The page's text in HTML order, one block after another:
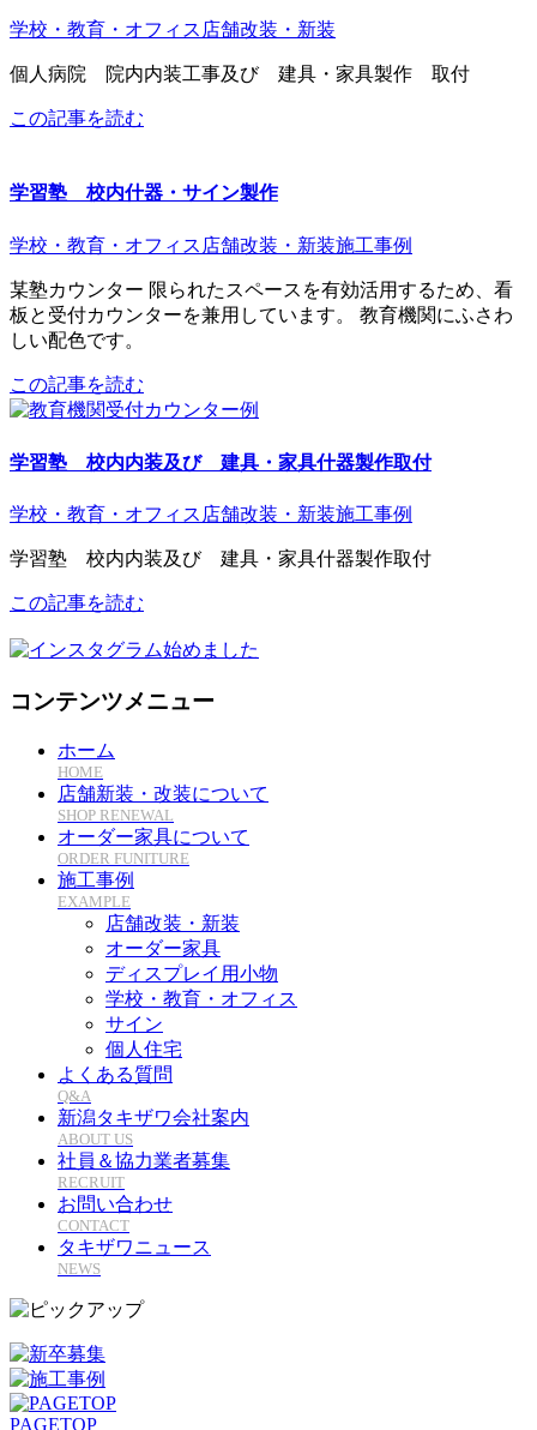
学校・教育・オフィス 店舗改装・新装
個人病院 院内内装工事及び 建具・家具製作 取付
この記事を読む
学習塾 校内什器・サイン製作
学校・教育・オフィス 店舗改装・新装施工事例
某塾カウンター 限られたスペースを有効活用するため、看
板と受付カウンターを兼用しています。 教育機関にふさわ
しい配色です。
この記事を読む
学習塾 校内内装及び 建具・家具什器製作取付
学校・教育・オフィス 店舗改装・新装施工事例
学習塾 校内内装及び 建具・家具什器製作取付
この記事を読む
コンテンツメニュー
ホーム
HOME
店舗新装・改装について
SHOP RENEWAL
オーダー家具について
ORDER FUNITURE
施工事例
EXAMPLE
店舗改装・新装
オーダー家具
ディスプレイ用小物
学校・教育・オフィス
サイン
個人住宅
よくある質問
Q&A
新潟タキザワ会社案内
ABOUT US
社員＆協力業者募集
RECRUIT
お問い合わせ
CONTACT
タキザワニュース
NEWS
PAGETOP